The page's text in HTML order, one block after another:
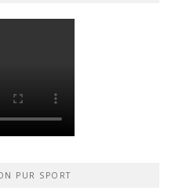
PUR SPORT